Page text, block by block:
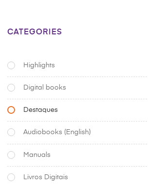
CATEGORIES
Highlights
Digital books
Destaques
Audiobooks (English)
Manuals
Livros Digitais